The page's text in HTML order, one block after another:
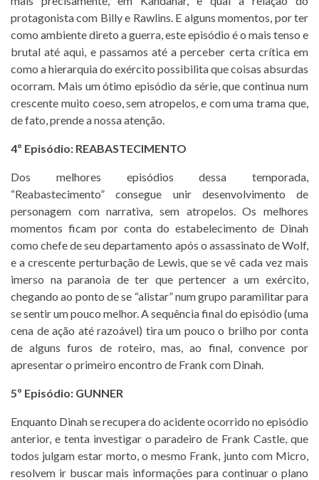
protagonista com Billy e Rawlins. E alguns momentos, por ter
como ambiente direto a guerra, este episódio é o mais tenso e
brutal até aqui, e passamos até a perceber certa crítica em
como a hierarquia do exército possibilita que coisas absurdas
ocorram. Mais um ótimo episódio da série, que continua num
crescente muito coeso, sem atropelos, e com uma trama que,
de fato, prende a nossa atenção.
4º Episódio: REABASTECIMENTO
Dos melhores episódios dessa temporada,
“Reabastecimento” consegue unir desenvolvimento de
personagem com narrativa, sem atropelos. Os melhores
momentos ficam por conta do estabelecimento de Dinah
como chefe de seu departamento após o assassinato de Wolf,
e a crescente perturbação de Lewis, que se vê cada vez mais
imerso na paranoia de ter que pertencer a um exército,
chegando ao ponto de se “alistar” num grupo paramilitar para
se sentir um pouco melhor. A sequência final do episódio (uma
cena de ação até razoável) tira um pouco o brilho por conta
de alguns furos de roteiro, mas, ao final, convence por
apresentar o primeiro encontro de Frank com Dinah.
5º Episódio: GUNNER
Enquanto Dinah se recupera do acidente ocorrido no episódio
anterior, e tenta investigar o paradeiro de Frank Castle, que
todos julgam estar morto, o mesmo Frank, junto com Micro,
resolvem ir buscar mais informações para continuar o plano